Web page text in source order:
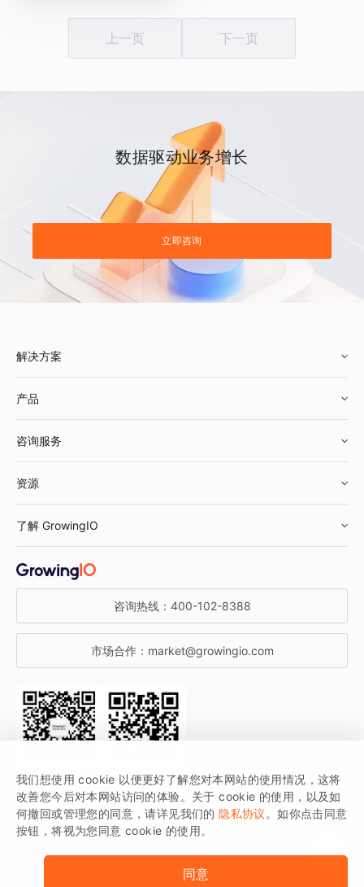
上一页 下一页
数据驱动业务增长
立即咨询
解决方案
鞋服行业
汽车行业
金融行业
产品
智能运营
获客分析
咨询服务
资源
增长公开课
增长博客
开发者文档
SDK 文档
场景指南
了解 GrowingIO
关于 GrowingIO
增长大会
行业活动
咨询热线： 400-102-8388
市场合作： market@growingio.com
关注公众号 获取更多干货
GrowingIO 是专注于数据智能分析与增长的品牌，核心平台为 GrowingIO
分析云。
版权所有 © 北京易数科技有限公司
我们想使用 cookie 以便更好了解您对本网站的使用情况，这将
改善您今后对本网站访问的体验。关于 cookie 的使用，以及如
何撤回或管理您的同意，请详见我们的 隐私协议 。如你点击同意
按钮，将视为您同意 cookie 的使用。
同意